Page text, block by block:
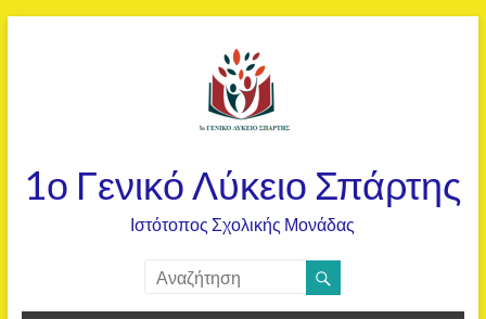
1ο Γενικό Λύκειο Σπάρτης
Ιστότοπος Σχολικής Μονάδας